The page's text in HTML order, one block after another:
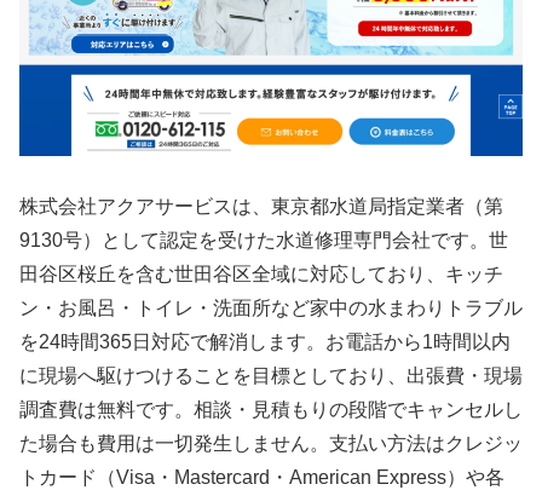
株式会社アクアサービスは、東京都水道局指定業者（第
9130号）として認定を受けた水道修理専門会社です。世
田谷区桜丘を含む世田谷区全域に対応しており、キッチ
ン・お風呂・トイレ・洗面所など家中の水まわりトラブル
を24時間365日対応で解消します。お電話から1時間以内
に現場へ駆けつけることを目標としており、出張費・現場
調査費は無料です。相談・見積もりの段階でキャンセルし
た場合も費用は一切発生しません。支払い方法はクレジッ
トカード（Visa・Mastercard・American Express）や各